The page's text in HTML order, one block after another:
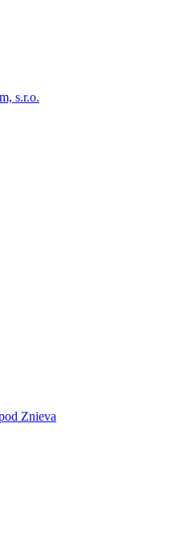
s.r.o.
Znieva